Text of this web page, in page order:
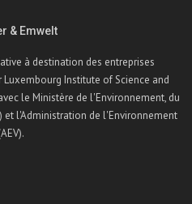
& Emwelt
à destination des entreprises
Institute of Science and
le Ministère de l'Environnement, du
et l'Administration de l'Environnement